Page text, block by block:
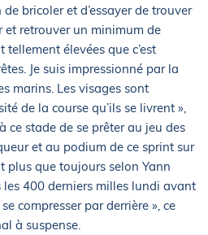
bricoler et d’essayer de trouver
et retrouver un minimum de
élevées que c’est
Je suis impressionné par la
marins. Les visages sont
de la course qu’ils se livrent »,
ce stade de se prêter au jeu des
et au podium de ce sprint sur
plus que toujours selon Yann
les 400 derniers milles lundi avant
compresser par derrière », ce
à suspense.